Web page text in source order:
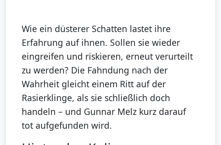
Wie ein düsterer Schatten lastet ihre
Erfahrung auf ihnen. Sollen sie wieder
eingreifen und riskieren, erneut verurteilt
zu werden? Die Fahndung nach der
Wahrheit gleicht einem Ritt auf der
Rasierklinge, als sie schließlich doch
handeln – und Gunnar Melz kurz darauf
tot aufgefunden wird.